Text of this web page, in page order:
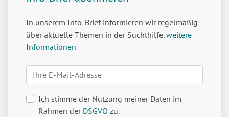
In unserem Info-Brief informieren wir regelmäßig
über aktuelle Themen in der Suchthilfe.weitere
Informationen
Ich stimme der Nutzung meiner Daten im
Rahmen der DSGVO zu.